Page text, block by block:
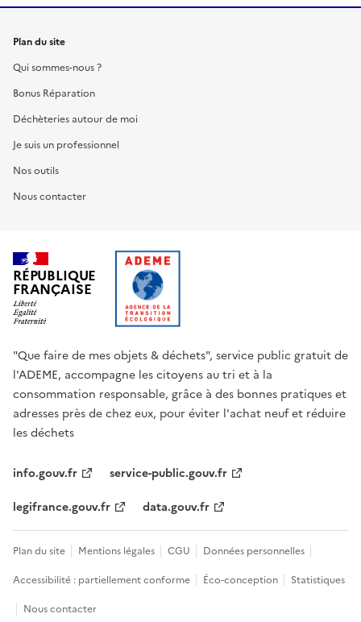
Plan du site
Qui sommes-nous ?
Bonus Réparation
Déchèteries autour de moi
Je suis un professionnel
Nos outils
Nous contacter
RÉPUBLIQUE
FRANÇAISE
"Que faire de mes objets & déchets", service public gratuit de
l'ADEME, accompagne les citoyens au tri et à la
consommation responsable, grâce à des bonnes pratiques et
adresses près de chez eux, pour éviter l'achat neuf et réduire
les déchets
info.gouv.fr
service-public.gouv.fr
legifrance.gouv.fr
data.gouv.fr
Plan du site Mentions légales CGU
Données personnelles
Accessibilité : partiellement conforme
Éco-conception
Statistiques
Nous contacter